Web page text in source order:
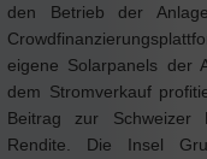
den Betrieb der
eigene Solarpanels der
dem Stromverkauf
Beitrag zur Schweizer
Rendite. Die Insel